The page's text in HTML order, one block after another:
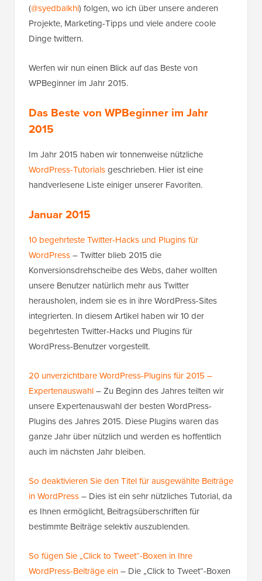
(@syedbalkhi) folgen, wo ich über unsere anderen
Projekte, Marketing-Tipps und viele andere coole
Dinge twittern.
Werfen wir nun einen Blick auf das Beste von
WPBeginner im Jahr 2015.
Das Beste von WPBeginner im Jahr
2015
Im Jahr 2015 haben wir tonnenweise nützliche
WordPress-Tutorialsgeschrieben. Hier ist eine
handverlesene Liste einiger unserer Favoriten.
Januar 2015
10 begehrteste Twitter-Hacks und Plugins für
WordPress– Twitter blieb 2015 die
Konversionsdrehscheibe des Webs, daher wollten
unsere Benutzer natürlich mehr aus Twitter
herausholen, indem sie es in ihre WordPress-Sites
integrierten. In diesem Artikel haben wir 10 der
begehrtesten Twitter-Hacks und Plugins für
WordPress-Benutzer vorgestellt.
20 unverzichtbare WordPress-Plugins für 2015 –
Expertenauswahl– Zu Beginn des Jahres teilten wir
unsere Expertenauswahl der besten WordPress-
Plugins des Jahres 2015. Diese Plugins waren das
ganze Jahr über nützlich und werden es hoffentlich
auch im nächsten Jahr bleiben.
So deaktivieren Sie den Titel für ausgewählte Beiträge
in WordPress– Dies ist ein sehr nützliches Tutorial, da
es Ihnen ermöglicht, Beitragsüberschriften für
bestimmte Beiträge selektiv auszublenden.
So fügen Sie „Click to Tweet“-Boxen in Ihre
WordPress-Beiträge ein– Die „Click to Tweet“-Boxen